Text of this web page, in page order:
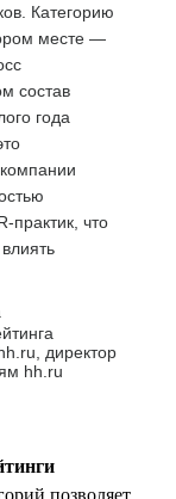
Категорию
месте —
состав
года
практик, что
директор
hh.ru
позволяет